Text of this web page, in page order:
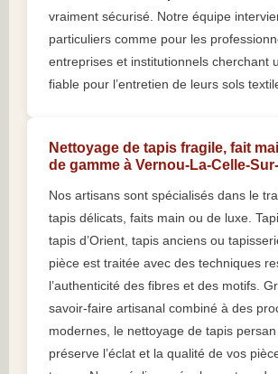
vraiment sécurisé. Notre équipe
particuliers comme pour les
entreprises et institutionnels cherchant
fiable pour l’entretien de leurs sols
Nettoyage de tapis fragile, fait
de gamme à Vernou-La-Celle-
Nos artisans sont spécialisés dans le
tapis délicats, faits main ou de luxe.
tapis d’Orient, tapis anciens ou
pièce est traitée avec des techniques
l’authenticité des fibres et des motifs.
savoir-faire artisanal combiné à des
modernes, le nettoyage de tapis
préserve l’éclat et la qualité de vos